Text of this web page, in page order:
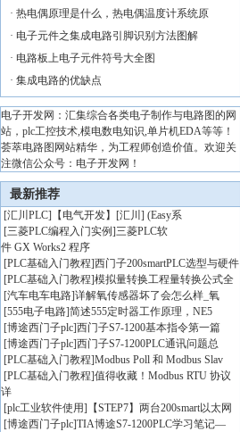
· 热电偶原理是什么，热电偶温度计系统原
· 电子元件之集成电路引脚识别方法图解
· 电路板上电子元件符号大全图
· 集成电路的优缺点
电子开发网：汇集综合各类电子制作与电路图的网
站，plc工控技术,模电数电知识,单片机EDA等等！
荟萃电路图网站精华，为工程师创造价值。欢迎关
注微信公众号：电子开发网！
最新推荐
[汇川PLC] 【电气开发】[汇川] (Easy系
[三菱PLC编程入门实例]三菱PLC软
件 GX Works2 程序
[PLC基础入门教程]西门子200smartPLC选型与硬件
[PLC基础入门教程]模拟量转换工程量转换公式全
[汽车电车电路]详解氧传感器坏了会怎么样_氧
[555电子电路]简述555定时器工作原理，NE5
[博途西门子plc]西门子S7-1200基本指令第一篇
[博途西门子plc]西门子S7-1200PLC通讯问题总
[PLC基础入门教程]Modbus Poll 和 Modbus Slav
[PLC基础入门教程]值得收藏！Modbus RTU 协议
详
[plc工业软件使用] 【STEP7】两台200smart以太网
[博途西门子plc]TIA博途S7-1200PLC学习笔记—